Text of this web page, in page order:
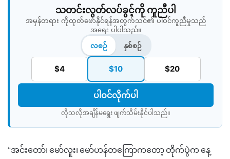
သတင်းလွတ်လပ်ခွင့်ကို ကူညီပါ
အမှန်တရား ကိုထုတ်ဖော်နိုင်ရန်အတွက်သင်၏ ပါဝင်ကူညီမှုသည်
အရေး ပါပါသည်။
လစဉ်
နှစ်စဉ်
$4 $10 $20
ပါဝင်လိုက်ပါ
လိုသလိုအချိန်မရွေး ဖျက်သိမ်းနိုင်ပါသည်။​
“အင်းတော်၊ မော်လူး၊ မော်ဟန်တကြောကတော့ တိုက်ပွဲက နေ့